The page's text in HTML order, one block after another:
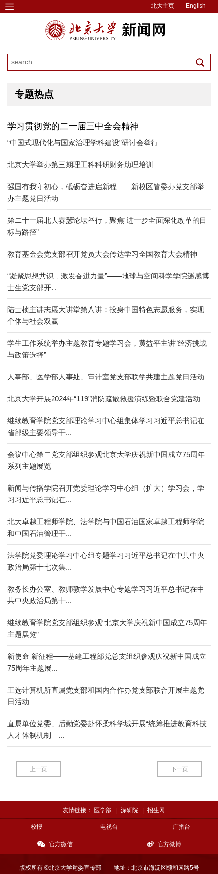
北大主页 English
专题热点
学习贯彻党的二十届三中全会精神
“中国式现代化与国家治理学科建设”研讨会举行
北京大学举办第三期理工科科研财务助理培训
强国有我守初心，砥砺奋进启新程——新校区管委办党支部举
办主题党日活动
第二十一届北大赛瑟论坛举行，聚焦“进一步全面深化改革的目
标与路径”
教育基金会党支部召开党员大会传达学习全国教育大会精神
“凝聚思想共识，激发奋进力量”——地球与空间科学学院遥感博
士生党支部开...
陆士桢主讲志愿大讲堂第八讲：投身中国特色志愿服务，实现
个体与社会双赢
学生工作系统举办主题教育专题学习会，黄益平主讲“经济挑战
与政策选择”
人事部、医学部人事处、审计室党支部联学共建主题党日活动
北京大学开展2024年“119”消防疏散救援演练暨联合党建活动
继续教育学院党支部理论学习中心组集体学习习近平总书记在
省部级主要领导干...
会议中心第二党支部组织参观北京大学庆祝新中国成立75周年
系列主题展览
新闻与传播学院召开党委理论学习中心组（扩大）学习会，学
习习近平总书记在...
北大卓越工程师学院、法学院与中国石油国家卓越工程师学院
和中国石油管理干...
法学院党委理论学习中心组专题学习习近平总书记在中共中央
政治局第十七次集...
教务长办公室、教师教学发展中心专题学习习近平总书记在中
共中央政治局第十...
继续教育学院党支部组织参观“北京大学庆祝新中国成立75周年
主题展览”
新使命 新征程——基建工程部党总支组织参观庆祝新中国成立
75周年主题展...
王选计算机所直属党支部和国内合作办党支部联合开展主题党
日活动
直属单位党委、后勤党委赴怀柔科学城开展“统筹推进教育科技
人才体制机制一...
上一页 下一页
友情链接： 医学部 深研院 招生网
校报 电视台 广播台
官方微信 官方微博
版权所有 ©北京大学党委宣传部 地址：北京市海淀区颐和园路5号